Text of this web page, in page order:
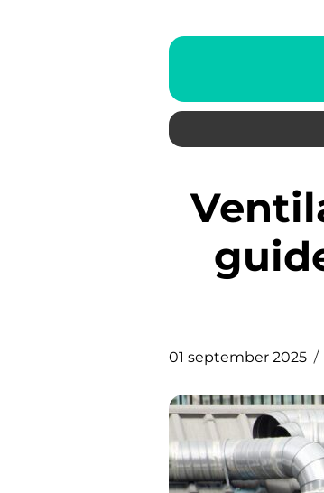
Ventilation i Kungsbacka: En
01 september 2025